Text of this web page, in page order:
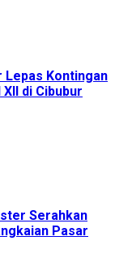
Lepas Kontingan
di Cibubur
Serahkan
Pasar